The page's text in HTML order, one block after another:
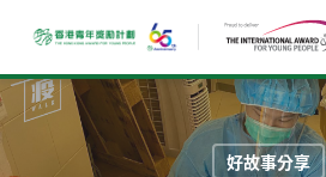
好故事分享